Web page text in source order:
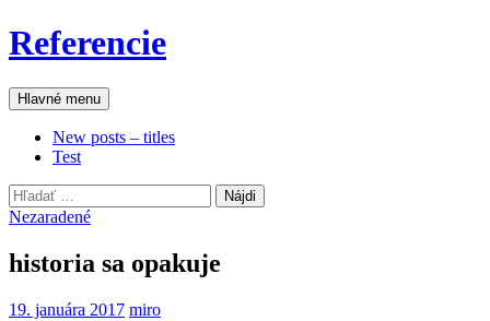
Preskočiť
na
Referencie
Hľadať
Hlavné menu
New posts – titles
Test
Hľadať:
Nezaradené
historia sa opakuje
19. januára 2017 miro